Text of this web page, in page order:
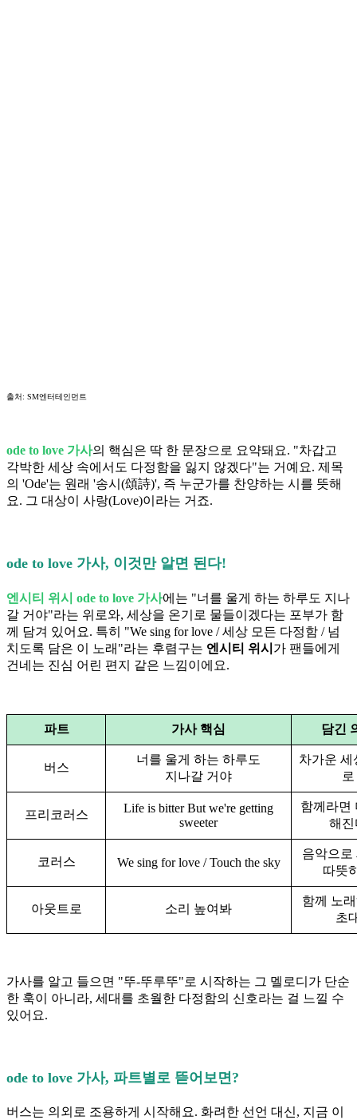
출처: SM엔터테인먼트
ode to love 가사의 핵심은 딱 한 문장으로 요약돼요. "차갑고
각박한 세상 속에서도 다정함을 잃지 않겠다"는 거예요. 제목
의 'Ode'는 원래 '송시(頌詩)', 즉 누군가를 찬양하는 시를 뜻해
요. 그 대상이 사랑(Love)이라는 거죠.
ode to love 가사, 이것만 알면 된다!
엔시티 위시 ode to love 가사에는 "너를 울게 하는 하루도 지나
갈 거야"라는 위로와, 세상을 온기로 물들이겠다는 포부가 함
께 담겨 있어요. 특히 "We sing for love / 세상 모든 다정함 / 넘
치도록 담은 이 노래"라는 후렴구는 엔시티 위시 가 팬들에게
건네는 진심 어린 편지 같은 느낌이에요.
파트 가사 핵심 담긴
버스
너를 울게 하는 하루도
지나갈 거야
차가운 세
로
프리코러스
Life is bitter But we're getting
sweeter
함께라면
해진
코러스 We sing for love / Touch the sky
음악으로
따뜻
아웃트로 소리 높여봐
함께 노
초
가사를 알고 들으면 "뚜-뚜루뚜"로 시작하는 그 멜로디가 단순
한 훅이 아니라, 세대를 초월한 다정함의 신호라는 걸 느낄 수
있어요.
ode to love 가사, 파트별로 뜯어보면?
버스는 의외로 조용하게 시작해요. 화려한 선언 대신, 지금 이